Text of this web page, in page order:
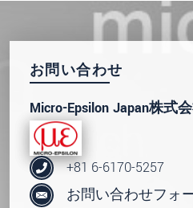
お問い合わせ
Micro-Epsilon Japan株式
+81 6-6170-5257
お問い合わせフォ